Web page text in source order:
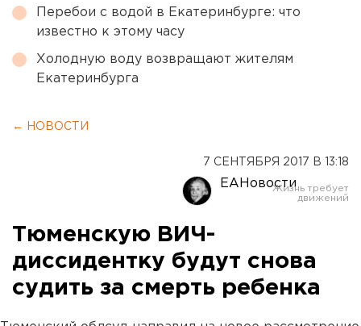
Перебои с водой в Екатеринбурге: что
известно к этому часу
Холодную воду возвращают жителям
Екатеринбурга
← НОВОСТИ
7 СЕНТЯБРЯ 2017 В 13:18
ЕАНовости
Тюменскую ВИЧ-
диссидентку будут снова
судить за смерть ребенка